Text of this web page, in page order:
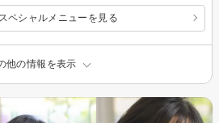
ペシャルメニューを見る
他の情報を表示